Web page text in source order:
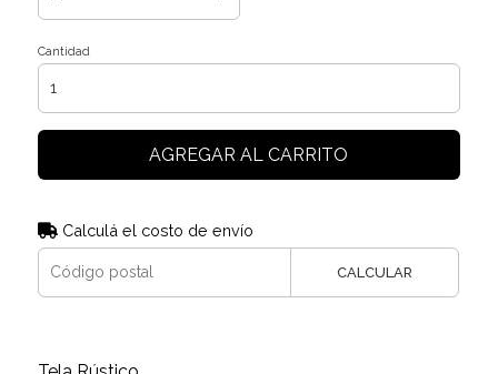
Cantidad
AGREGAR AL CARRITO
Calculá el costo de envío
CALCULAR